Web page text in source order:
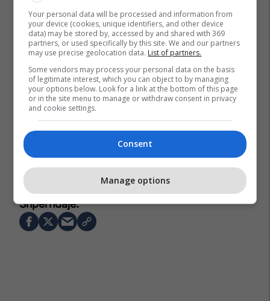
Joz Marku Loredana Big Brother Vip Albania
Your personal data will be processed and information from
your device (cookies, unique identifiers, and other device
data) may be stored by, accessed by and shared with 369
partners, or used specifically by this site. We and our partners
may use precise geolocation data. List of partners.
Some vendors may process your personal data on the basis
of legitimate interest, which you can object to by managing
your options below. Look for a link at the bottom of this page
or in the site menu to manage or withdraw consent in privacy
and cookie settings.
Consent
Manage options